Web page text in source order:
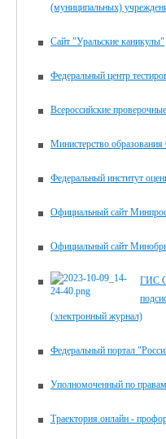
(муниципальных)
Сайт "Уральские каникулы"
Федеральный центр
Всероссийские
Министерство образования
Федеральный институт
Официальный сайт
Официальный сайт
ГИС
(электронный журнал)
Федеральный портал
Уполномоченный по
Траектория.онлайн -